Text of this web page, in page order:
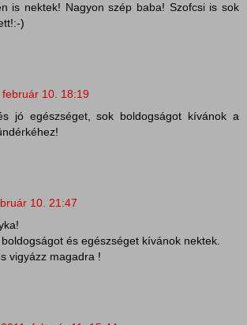
is nektek! Nagyon szép baba! Szofcsi is sok
)
február 10. 18:19
jó egészséget, sok boldogságot kívánok a
10. 21:47
és egészséget kívánok nektek.
vigyázz magadra !